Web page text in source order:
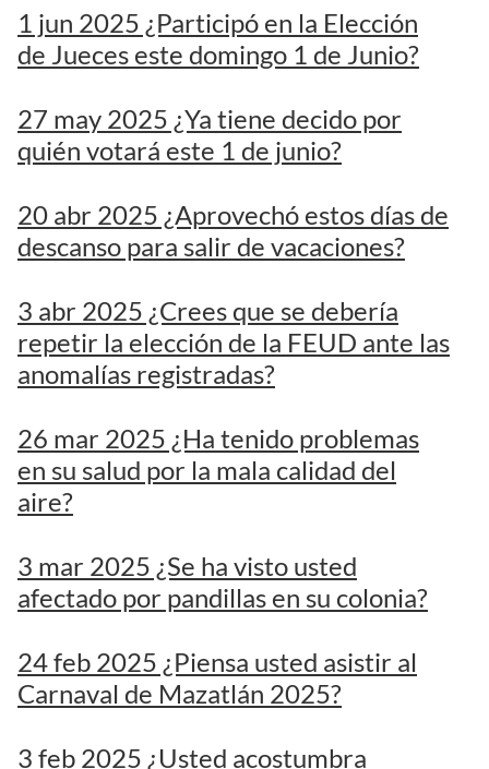
1 jun 2025 ¿Participó en la Elección
de Jueces este domingo 1 de Junio?
27 may 2025 ¿Ya tiene decido por
quién votará este 1 de junio?
20 abr 2025 ¿Aprovechó estos días de
descanso para salir de vacaciones?
3 abr 2025 ¿Crees que se debería
repetir la elección de la FEUD ante las
anomalías registradas?
26 mar 2025 ¿Ha tenido problemas
en su salud por la mala calidad del
aire?
3 mar 2025 ¿Se ha visto usted
afectado por pandillas en su colonia?
24 feb 2025 ¿Piensa usted asistir al
Carnaval de Mazatlán 2025?
3 feb 2025 ¿Usted acostumbra